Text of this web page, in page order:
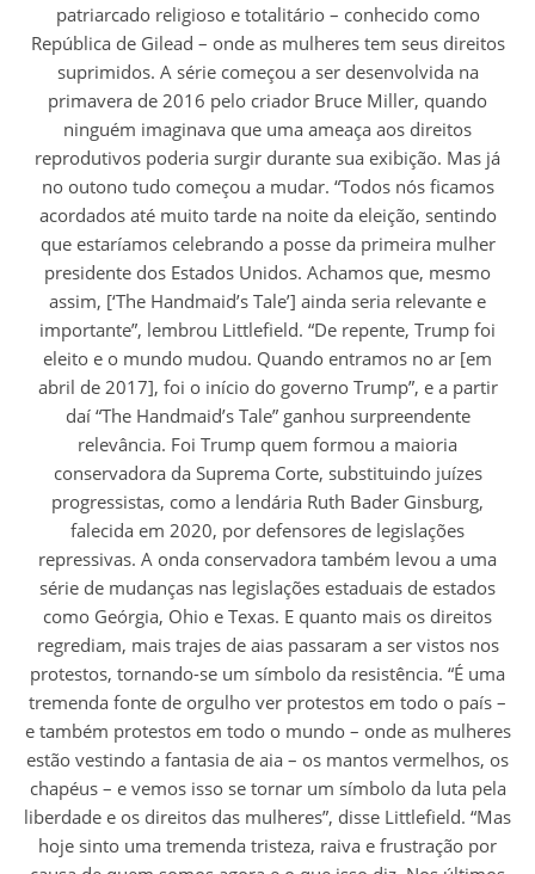
patriarcado religioso e totalitário – conhecido como
República de Gilead – onde as mulheres tem seus direitos
suprimidos. A série começou a ser desenvolvida na
primavera de 2016 pelo criador Bruce Miller, quando
ninguém imaginava que uma ameaça aos direitos
reprodutivos poderia surgir durante sua exibição. Mas já
no outono tudo começou a mudar. “Todos nós ficamos
acordados até muito tarde na noite da eleição, sentindo
que estaríamos celebrando a posse da primeira mulher
presidente dos Estados Unidos. Achamos que, mesmo
assim, [‘The Handmaid’s Tale’] ainda seria relevante e
importante”, lembrou Littlefield. “De repente, Trump foi
eleito e o mundo mudou. Quando entramos no ar [em
abril de 2017], foi o início do governo Trump”, e a partir
daí “The Handmaid’s Tale” ganhou surpreendente
relevância. Foi Trump quem formou a maioria
conservadora da Suprema Corte, substituindo juízes
progressistas, como a lendária Ruth Bader Ginsburg,
falecida em 2020, por defensores de legislações
repressivas. A onda conservadora também levou a uma
série de mudanças nas legislações estaduais de estados
como Geórgia, Ohio e Texas. E quanto mais os direitos
regrediam, mais trajes de aias passaram a ser vistos nos
protestos, tornando-se um símbolo da resistência. “É uma
tremenda fonte de orgulho ver protestos em todo o país –
e também protestos em todo o mundo – onde as mulheres
estão vestindo a fantasia de aia – os mantos vermelhos, os
chapéus – e vemos isso se tornar um símbolo da luta pela
liberdade e os direitos das mulheres”, disse Littlefield. “Mas
hoje sinto uma tremenda tristeza, raiva e frustração por